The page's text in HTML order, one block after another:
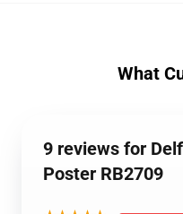
What
9 reviews for
Poster RB2709